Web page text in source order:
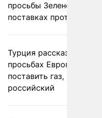
просьбы Зеленского о
поставках
Турция рассказала о
просьбах Европы
поставить газ, но не
российский